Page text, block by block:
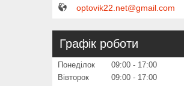
optovik22.net@gmail.com
Графік роботи
Понеділок 09:00
17:00
Вівторок
09:00
17:00